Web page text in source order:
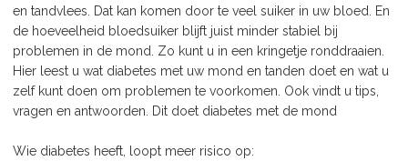
en tandvlees. Dat kan komen door te veel suiker in uw bloed. En
de hoeveelheid bloedsuiker blijft juist minder stabiel bij
problemen in de mond. Zo kunt u in een kringetje ronddraaien.
Hier leest u wat diabetes met uw mond en tanden doet en wat u
zelf kunt doen om problemen te voorkomen. Ook vindt u tips,
vragen en antwoorden. Dit doet diabetes met de mond
Wie diabetes heeft, loopt meer risico op: